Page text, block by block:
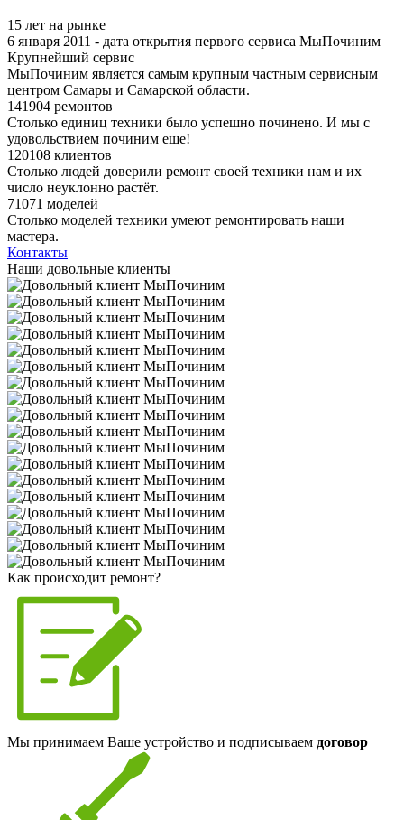
15 лет на рынке
6 января 2011 - дата открытия первого сервиса МыПочиним
Крупнейший сервис
МыПочиним является самым крупным частным сервисным
центром Самары и Самарской области.
141904 ремонтов
Столько единиц техники было успешно починено. И мы с
удовольствием починим еще!
120108 клиентов
Столько людей доверили ремонт своей техники нам и их
число неуклонно растёт.
71071 моделей
Столько моделей техники умеют ремонтировать наши
мастера.
Контакты
Наши довольные клиенты
Как происходит ремонт?
Мы принимаем Ваше устройство и подписываем договор